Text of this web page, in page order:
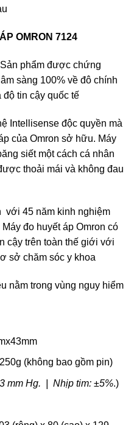
OMRON 7124
phẩm được chứng
sàng 100% về đô chính
độ tin cậy quốc tế
Intellisense độc quyền mà
của Omron sở hữu. Máy
siết một cách cá nhân
thoải mái và không đau
với 45 năm kinh nghiệm
đo huyết áp Omron có
cậy trên toàn thế giới với
sở chăm sóc y khoa
nằm trong vùng nguy hiểm
(không bao gồm pin)
mm Hg. | Nhịp tim: ±5%.)